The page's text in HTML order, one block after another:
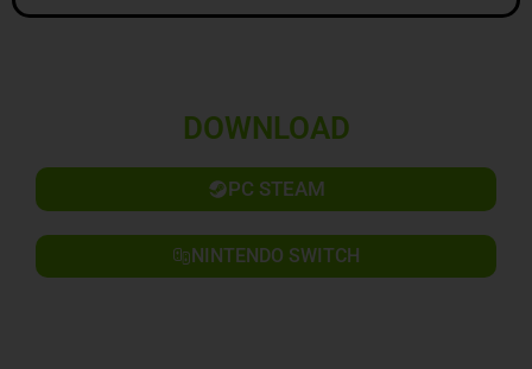
DOWNLOAD
PC STEAM
NINTENDO SWITCH